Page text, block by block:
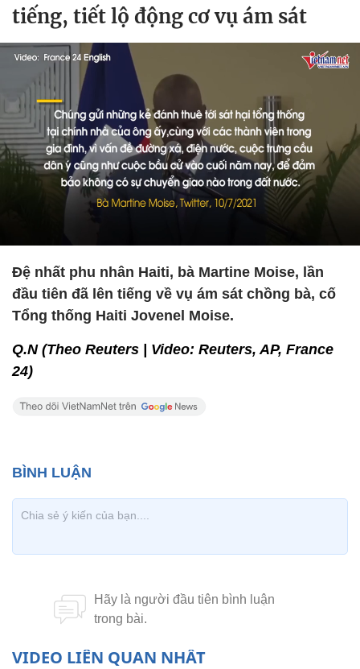
tiếng, tiết lộ động cơ vụ ám sát
Đệ nhất phu nhân Haiti, bà Martine Moise, lần
đầu tiên đã lên tiếng về vụ ám sát chồng bà, cố
Tổng thống Haiti Jovenel Moise.
Q.N (Theo Reuters | Video: Reuters, AP, France
24)
VIDEO LIÊN QUAN NHẤT